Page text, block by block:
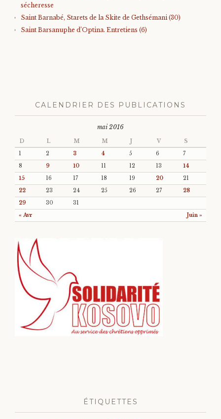
sécheresse
Saint Barnabé, Starets de la Skite de Gethsémani (30)
Saint Barsanuphe d’Optina. Entretiens (6)
CALENDRIER DES PUBLICATIONS
mai 2016
D L M M J V S
« Avr Juin »
1 2 3 4 5 6
7
8
9 10 11 12 13
14
15
16 17 18 19 20
21
22
23 24 25 26 27
28
29
30 31
ÉTIQUETTES